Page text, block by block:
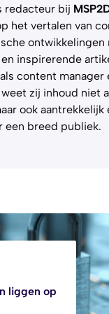
redacteur bij
het vertalen van
ontwikkelingen
inspirerende
content manager
zij inhoud niet
ook aantrekkelijk
een breed publiek.
liggen op